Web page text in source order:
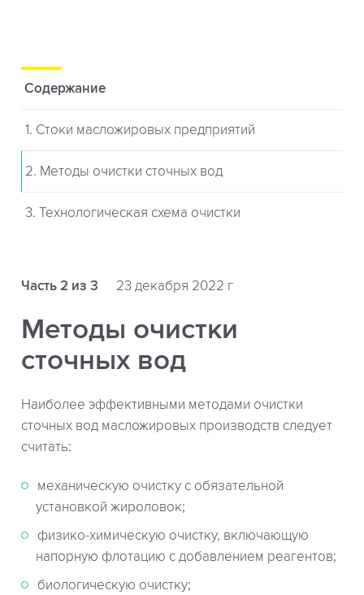
Содержание
1. Стоки масложировых предприятий
2. Методы очистки сточных вод
3. Технологическая схема очистки
Часть 2 из 3 23 декабря 2022 г
Методы очистки
сточных вод
Наиболее эффективными методами очистки
сточных вод масложировых производств следует
считать:
механическую очистку с обязательной
установкой жироловок;
физико-химическую очистку, включающую
напорную флотацию с добавлением реагентов;
биологическую очистку;